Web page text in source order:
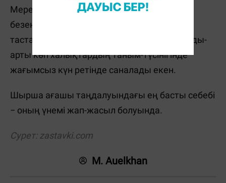
Мерекелік ағаш желтоқсанның 24-і
безендіріліп, қаңтардың 6-сы күні алынып
тасталуы керек екен. Ал осы күндердің алды-
арты көп халықтардың таным-түсінігінде
жағымсыз күн ретінде cаналады екен.
Шырша ағашы таңдалуындағы ең басты себебі
− оның үнемі жап-жасыл болуында.
Сурет: zastavki.com
M. Auelkhan